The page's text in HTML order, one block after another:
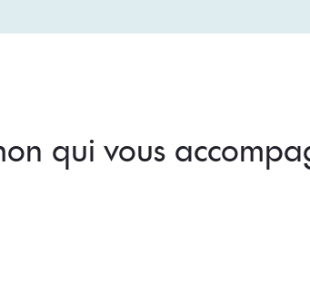
qui vous